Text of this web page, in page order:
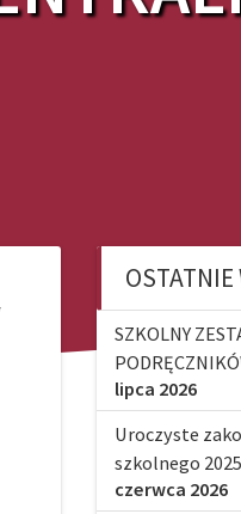
OSTATNIE
SZKOLNY
lipca 2026
Uroczyste
szkolnego
czerwca 2026